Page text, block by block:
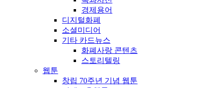
경제용어
디지털화폐
소셜미디어
기타 카드뉴스
화폐사랑 콘텐츠
스토리텔링
웹툰
창립 70주년 기념 웹툰